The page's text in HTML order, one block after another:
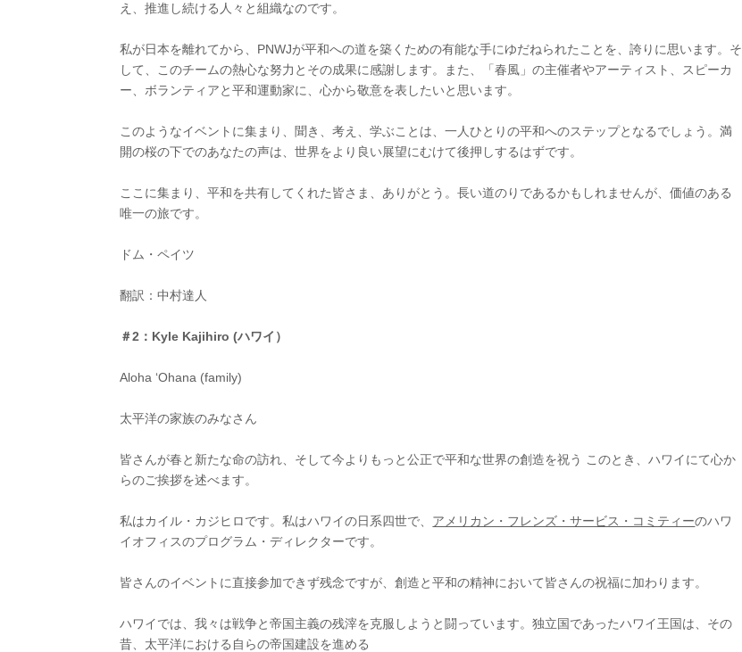
え、推進し続ける人々と組織なのです。
私が日本を離れてから、PNWJが平和への道を築くための有能な手にゆだねられたことを、誇りに思います。そ
して、このチームの熱心な努力とその成果に感謝します。また、「春風」の主催者やアーティスト、スピーカ
ー、ボランティアと平和運動家に、心から敬意を表したいと思います。
このようなイベントに集まり、聞き、考え、学ぶことは、一人ひとりの平和へのステップとなるでしょう。満
開の桜の下でのあなたの声は、世界をより良い展望にむけて後押しするはずです。
ここに集まり、平和を共有してくれた皆さま、ありがとう。長い道のりであるかもしれませんが、価値のある
唯一の旅です。
ドム・ペイツ
翻訳：中村達人
＃2：Kyle Kajihiro (ハワイ）
Aloha ‘Ohana (family)
太平洋の家族のみなさん
皆さんが春と新たな命の訪れ、そして今よりもっと公正で平和な世界の創造を祝う このとき、ハワイにて心か
らのご挨拶を述べます。
私はカイル・カジヒロです。私はハワイの日系四世で、 アメリカン・フレンズ・サービス・コミティーのハワ
イオフィスのプログラム・ディレクターです。
皆さんのイベントに直接参加できず残念ですが、創造と平和の精神において皆さんの祝福に加わります。
ハワイでは、我々は戦争と帝国主義の残滓を克服しようと闘っています。独立国であったハワイ王国は、その
昔、太平洋における自らの帝国建設を進める